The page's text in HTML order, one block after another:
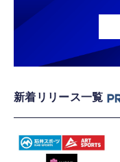
新着リリース一覧